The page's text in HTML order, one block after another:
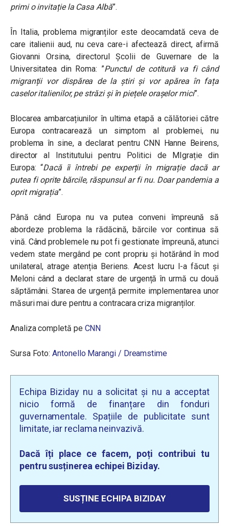
primi o invitație la Casa Albă”.
În Italia, problema migranților este deocamdată ceva de
care italienii aud, nu ceva care-i afectează direct, afirmă
Giovanni Orsina, directorul Școlii de Guvernare de la
Universitatea din Roma: ”Punctul de cotitură va fi când
migranții vor dispărea de la știri și vor apărea în fața
caselor italienilor, pe străzi și în piețele orașelor mici”.
Blocarea ambarcațiunilor în ultima etapă a călătoriei către
Europa contracarează un simptom al problemei, nu
problema în sine, a declarat pentru CNN Hanne Beirens,
director al Institutului pentru Politici de MIgrație din
Europa: “Dacă îi întrebi pe experții în migrație dacă ar
putea fi oprite bărcile, răspunsul ar fi nu. Doar pandemia a
oprit migrația”.
Până când Europa nu va putea conveni împreună să
abordeze problema la rădăcină, bărcile vor continua să
vină. Când problemele nu pot fi gestionate împreună, atunci
vedem state mergând pe cont propriu și hotărând în mod
unilateral, atrage atenția Beriens. Acest lucru l-a făcut și
Meloni când a declarat stare de urgență în urmă cu două
săptămâni. Starea de urgență permite implementarea unor
măsuri mai dure pentru a contracara criza migranților.
Analiza completă pe CNN
Sursa Foto:Antonello Marangi / Dreamstime
Echipa Biziday nu a solicitat și nu a acceptat
nicio formă de finanțare din fonduri
guvernamentale. Spațiile de publicitate sunt
limitate, iar reclama neinvazivă.
Dacă îți place ce facem, poți contribui tu
pentru susținerea echipei Biziday.
SUSȚINE ECHIPA BIZIDAY